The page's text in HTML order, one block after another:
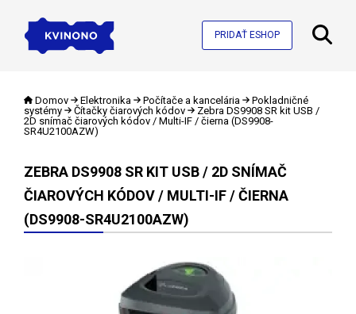
PRIDAŤ ESHOP
Domov Elektronika Počítače a kancelária
Pokladničné
systémy
Čítačky čiarových kódov
Zebra DS9908 SR kit USB /
2D snímač čiarových kódov / Multi-IF / čierna (DS9908-
SR4U2100AZW)
ZEBRA DS9908 SR KIT USB / 2D SNÍMAČ
ČIAROVÝCH KÓDOV / MULTI-IF / ČIERNA
(DS9908-SR4U2100AZW)